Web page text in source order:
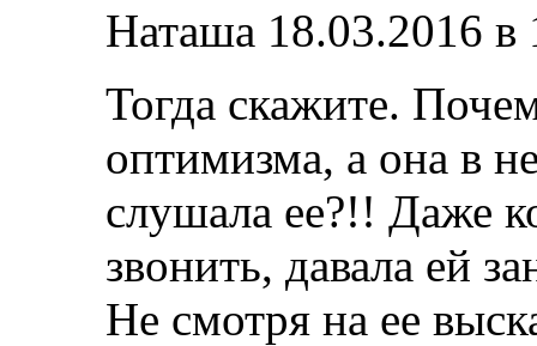
Наташа 18.03.2016 в
Тогда скажите.
оптимизма, а она в
слушала ее?!! Даже
звонить, давала ей
Не смотря на ее